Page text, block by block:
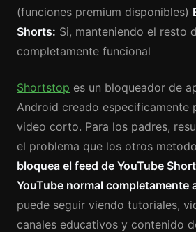
(funciones premium disponibles)
Shorts: Si, manteniendo el resto
completamente funcional
Shortstop es un bloqueador de
Android creado especificamente
video corto. Para los padres,
el problema que los otros
bloquea el feed de YouTube
YouTube normal completamente
puede seguir viendo tutoriales,
canales educativos y contenido